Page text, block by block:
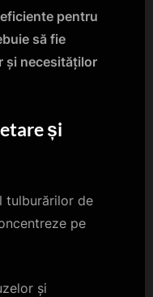
pentru
să fie
și necesităților
și
tulburărilor de
pe
și